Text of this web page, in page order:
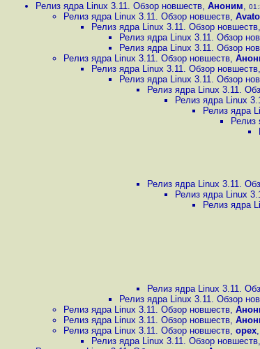
Релиз ядра Linux 3.11. Обзор новшеств, Аноним,
Релиз ядра Linux 3.11. Обзор новшеств,
Релиз ядра Linux 3.11. Обзор новшеств,
Релиз ядра Linux 3.11. Обзор
Релиз ядра Linux 3.11. Обзор
Релиз ядра Linux 3.11. Обзор новшеств,
Релиз ядра Linux 3.11. Обзор новшеств,
Релиз ядра Linux 3.11. Обзор
Релиз ядра Linux 3.11.
Релиз ядра Linux
Релиз ядра
Релиз
Релиз ядра Linux 3.11.
Релиз ядра Linux
Релиз ядра
Релиз ядра Linux 3.11.
Релиз ядра Linux 3.11. Обзор
Релиз ядра Linux 3.11. Обзор новшеств,
Релиз ядра Linux 3.11. Обзор новшеств,
Релиз ядра Linux 3.11. Обзор новшеств, opex,
Релиз ядра Linux 3.11. Обзор новшеств,